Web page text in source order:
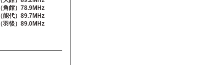
（角館）78.9MHz
（能代）89.7MHz
（羽後）89.0MHz